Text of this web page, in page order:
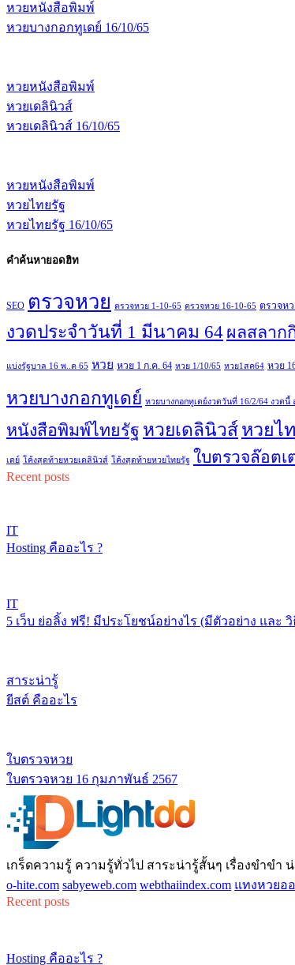
หวยหนังสือพิมพ์
หวยบางกอกทูเดย์ 16/10/65
หวยหนังสือพิมพ์
หวยเดลินิวส์
หวยเดลินิวส์ 16/10/65
หวยหนังสือพิมพ์
หวยไทยรัฐ
หวยไทยรัฐ 16/10/65
คำค้นหายอดฮิท
SEO ตรวจหวย ตรวจหวย 1-10-65 ตรวจหวย 16-10-65 ตรวจห
งวดประจำวันที่ 1 มีนาคม 64 ผลสลาก
แบ่งรัฐบาล 16 พ..ค 65 หวย หวย 1 ก.ค. 64 หวย 1/10/65 หวย1สค64 หวย
หวยบางกอกทูเดย์ หวยบางกอกทูเดย์งวดวันที่ 16/2/64 งวดนี้
หนังสือพิมพ์ไทยรัฐ หวยเดลินิวส์ หวยไ
เดย์ โค้งสุดท้ายหวยเดลินิวส์ โค้งสุดท้ายหวยไทยรัฐ ใบตรวจล๊อตเ
Recent posts
IT
Hosting คืออะไร ?
IT
5 เว็บ ย่อลิ้ง ฟรี! มีประโยชน์อย่างไร (มีตัวอย่าง และ
สาระน่ารู้
ยีสต์ คืออะไร
ใบตรวจหวย
ใบตรวจหวย 16 กุมภาพันธ์ 2567
เกร็ดความรู้ ความรู้ทั่วไป สาระน่ารู้สั้นๆ เรื่องขำขำ
o-hite.com sabyeweb.com webthaiindex.com แทงหวยอ
Recent posts
Hosting คืออะไร ?